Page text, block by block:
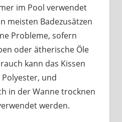
im Pool verwendet
meisten Badezusätzen
Probleme, sofern
oder ätherische Öle
kann das Kissen
und
in der Wanne trocknen
werden.